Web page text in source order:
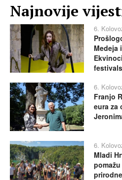
Najnovije
6.
Medeja
6.
Franjo
eura za
6.
Mladi